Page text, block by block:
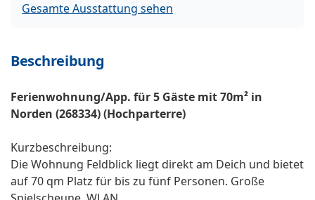
Gesamte Ausstattung sehen
Beschreibung
Ferienwohnung/App. für 5 Gäste mit 70m² in
Norden (268334) (Hochparterre)
Kurzbeschreibung:
Die Wohnung Feldblick liegt direkt am Deich und bietet
auf 70 qm Platz für bis zu fünf Personen. Große